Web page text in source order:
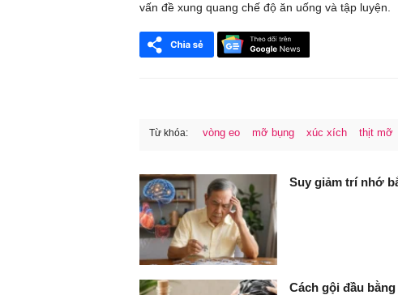
vấn đề xung quang chế độ ăn uống và tập luyện.
Từ khóa: vòng eo mỡ bụng xúc xích thịt mỡ
Suy giảm trí nhớ
Cách gội đầu